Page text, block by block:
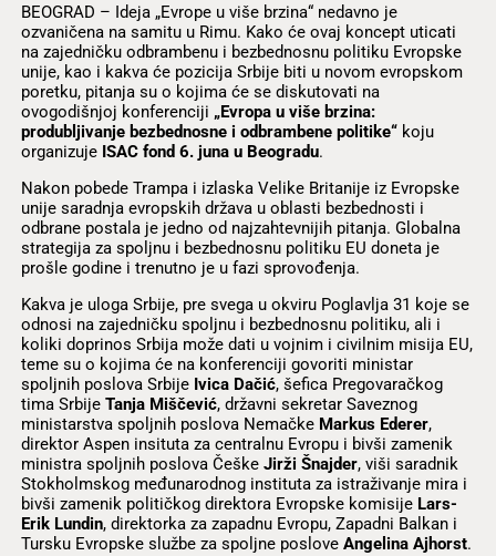
BEOGRAD – Ideja „Evrope u više brzina“ nedavno je
ozvaničena na samitu u Rimu. Kako će ovaj koncept uticati
na zajedničku odbrambenu i bezbednosnu politiku Evropske
unije, kao i kakva će pozicija Srbije biti u novom evropskom
poretku, pitanja su o kojima će se diskutovati na
ovogodišnjoj konferenciji „Evropa u više brzina:
produbljivanje bezbednosne i odbrambene politike“koju
organizuje ISAC fond 6. juna u Beogradu.
Nakon pobede Trampa i izlaska Velike Britanije iz Evropske
unije saradnja evropskih država u oblasti bezbednosti i
odbrane postala je jedno od najzahtevnijih pitanja. Globalna
strategija za spoljnu i bezbednosnu politiku EU doneta je
prošle godine i trenutno je u fazi sprovođenja.
Kakva je uloga Srbije, pre svega u okviru Poglavlja 31 koje se
odnosi na zajedničku spoljnu i bezbednosnu politiku, ali i
koliki doprinos Srbija može dati u vojnim i civilnim misija EU,
teme su o kojima će na konferenciji govoriti ministar
spoljnih poslova Srbije Ivica Dačić, šefica Pregovaračkog
tima Srbije Tanja Miščević, državni sekretar Saveznog
ministarstva spoljnih poslova Nemačke Markus Ederer,
direktor Aspen insituta za centralnu Evropu i bivši zamenik
ministra spoljnih poslova Češke Jirži Šnajder, viši saradnik
Stokholmskog međunarodnog instituta za istraživanje mira i
bivši zamenik političkog direktora Evropske komisije Lars-
Erik Lundin, direktorka za zapadnu Evropu, Zapadni Balkan i
Tursku Evropske službe za spoljne poslove Angelina Ajhorst.